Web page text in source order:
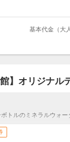
基本代金（大
館】オリジナ
トルのミネラルウォ